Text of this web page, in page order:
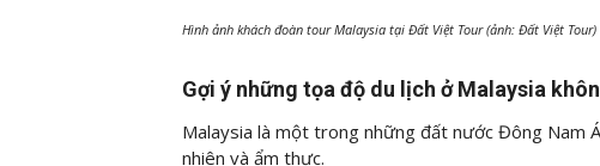
Hình ảnh khách đoàn tour Malaysia tại Đất Việt Tour (ảnh: Đất Việt Tour)
Gợi ý những tọa độ du lịch ở Malaysia
Malaysia là một trong những đất nước Đông Nam
nhiên và ẩm thực.